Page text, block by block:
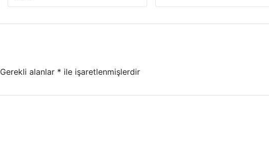
Gerekli alanlar * ile işaretlenmişlerdir